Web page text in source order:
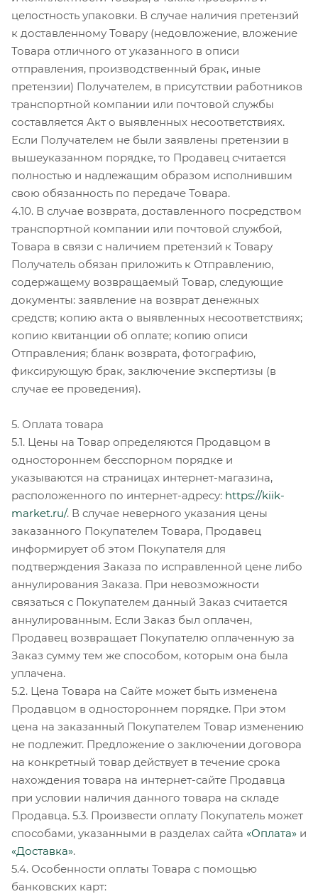
целостность упаковки. В случае наличия претензий
к доставленному Товару (недовложение, вложение
Товара отличного от указанного в описи
отправления, производственный брак, иные
претензии) Получателем, в присутствии работников
транспортной компании или почтовой службы
составляется Акт о выявленных несоответствиях.
Если Получателем не были заявлены претензии в
вышеуказанном порядке, то Продавец считается
полностью и надлежащим образом исполнившим
свою обязанность по передаче Товара.
4.10. В случае возврата, доставленного посредством
транспортной компании или почтовой службой,
Товара в связи с наличием претензий к Товару
Получатель обязан приложить к Отправлению,
содержащему возвращаемый Товар, следующие
документы: заявление на возврат денежных
средств; копию акта о выявленных несоответствиях;
копию квитанции об оплате; копию описи
Отправления; бланк возврата, фотографию,
фиксирующую брак, заключение экспертизы (в
случае ее проведения).
5. Оплата товара
5.1. Цены на Товар определяются Продавцом в
одностороннем бесспорном порядке и
указываются на страницах интернет-магазина,
расположенного по интернет-адресу: https://kiik-
market.ru/. В случае неверного указания цены
заказанного Покупателем Товара, Продавец
информирует об этом Покупателя для
подтверждения Заказа по исправленной цене либо
аннулирования Заказа. При невозможности
связаться с Покупателем данный Заказ считается
аннулированным. Если Заказ был оплачен,
Продавец возвращает Покупателю оплаченную за
Заказ сумму тем же способом, которым она была
уплачена.
5.2. Цена Товара на Сайте может быть изменена
Продавцом в одностороннем порядке. При этом
цена на заказанный Покупателем Товар изменению
не подлежит. Предложение о заключении договора
на конкретный товар действует в течение срока
нахождения товара на интернет-сайте Продавца
при условии наличия данного товара на складе
Продавца. 5.3. Произвести оплату Покупатель может
способами, указанными в разделах сайта «Оплата» и
«Доставка».
5.4. Особенности оплаты Товара с помощью
банковских карт: